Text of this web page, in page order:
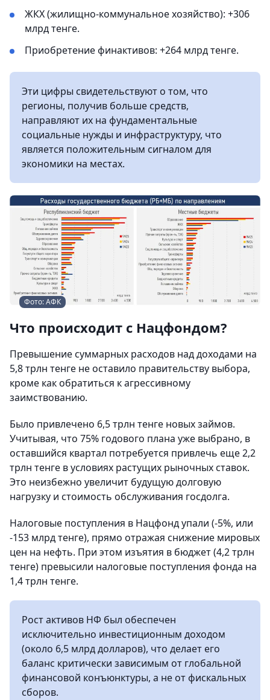
ЖКХ (жилищно-коммунальное хозяйство): +306
млрд тенге.
Приобретение финактивов: +264 млрд тенге.
Эти цифры свидетельствуют о том, что
регионы, получив больше средств,
направляют их на фундаментальные
социальные нужды и инфраструктуру, что
является положительным сигналом для
экономики на местах.
Фото: АФК
Что происходит с Нацфондом?
Превышение суммарных расходов над доходами на
5,8 трлн тенге не оставило правительству выбора,
кроме как обратиться к агрессивному
заимствованию.
Было привлечено 6,5 трлн тенге новых займов.
Учитывая, что 75% годового плана уже выбрано, в
оставшийся квартал потребуется привлечь еще 2,2
трлн тенге в условиях растущих рыночных ставок.
Это неизбежно увеличит будущую долговую
нагрузку и стоимость обслуживания госдолга.
Налоговые поступления в Нацфонд упали (-5%, или
-153 млрд тенге), прямо отражая снижение мировых
цен на нефть. При этом изъятия в бюджет (4,2 трлн
тенге) превысили налоговые поступления фонда на
1,4 трлн тенге.
Рост активов НФ был обеспечен
исключительно инвестиционным доходом
(около 6,5 млрд долларов), что делает его
баланс критически зависимым от глобальной
финансовой конъюнктуры, а не от фискальных
сборов.